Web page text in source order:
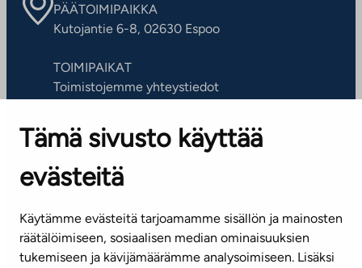
Tämä sivusto käyttää
evästeitä
Käytämme evästeitä tarjoamamme sisällön ja mainosten
räätälöimiseen, sosiaalisen median ominaisuuksien
tukemiseen ja kävijämäärämme analysoimiseen. Lisäksi
PÄÄTOIMIPAIKKA
Kutojantie 6-8, 02630 Espoo
TOIMIPAIKAT
Toimistojemme yhteystiedot
ASIAKASPALVELUKESKUS
Puh. 045 7734 3777
(arkisin klo 8-16)
info@ta.fi